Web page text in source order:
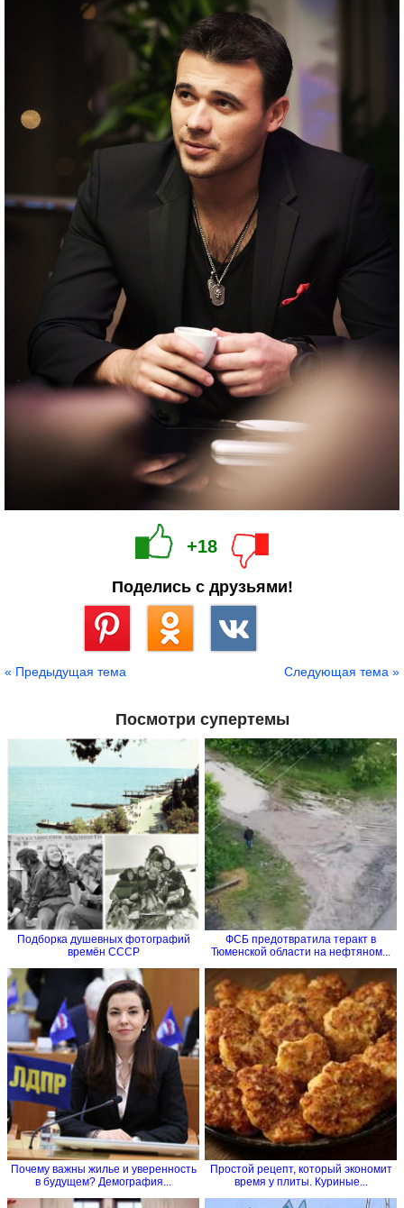
+18
Поделись с друзьями!
« Предыдущая тема Следующая тема »
Посмотри супертемы
Подборка душевных фотографий
времён СССР
ФСБ предотвратила теракт в
Тюменской области на нефтяном...
Почему важны жилье и уверенность
в будущем? Демография...
Простой рецепт, который экономит
время у плиты. Куриные...